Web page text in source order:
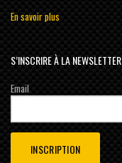
En savoir plus
S’INSCRIRE À LA NEWSLETTER
Email